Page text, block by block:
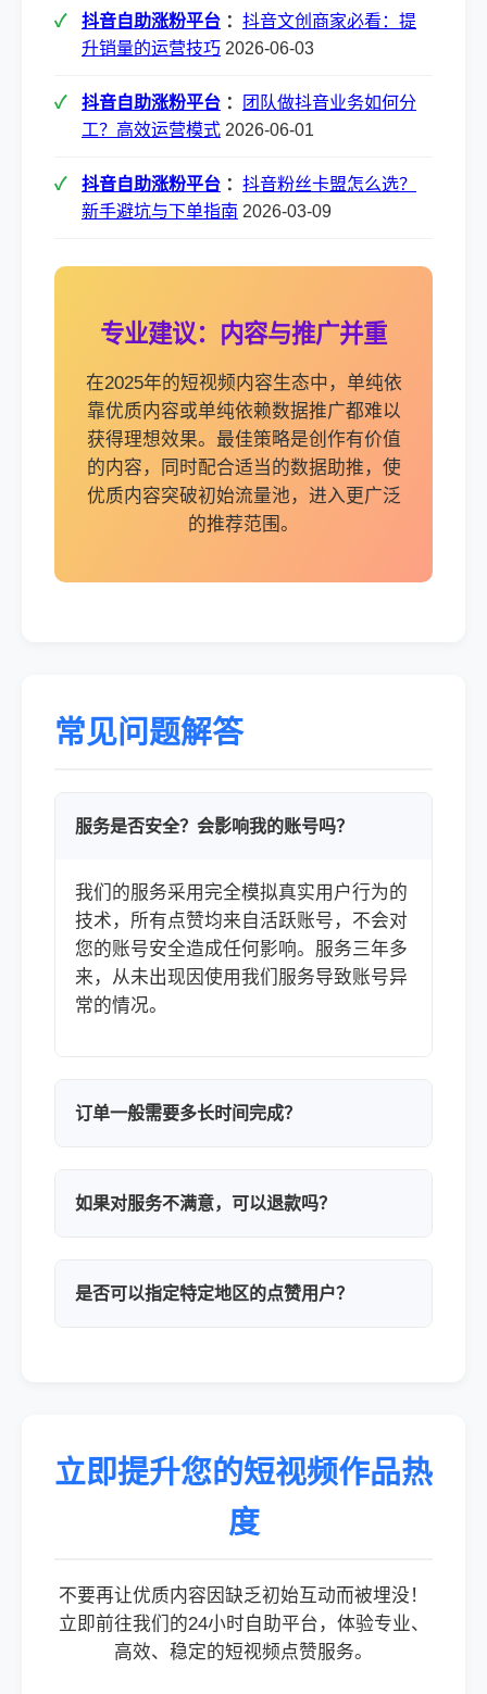
抖音自助涨粉平台 ： 抖音文创商家必看：提
升销量的运营技巧 2026-06-03
抖音自助涨粉平台 ：
团队做抖音业务如何分
工？高效运营模式 2026-06-01
抖音自助涨粉平台 ： 抖音粉丝卡盟怎么选？
新手避坑与下单指南 2026-03-09
专业建议：内容与推广并重
在2025年的短视频内容生态中，单纯依
靠优质内容或单纯依赖数据推广都难以
获得理想效果。最佳策略是创作有价值
的内容，同时配合适当的数据助推，使
优质内容突破初始流量池，进入更广泛
的推荐范围。
常见问题解答
服务是否安全？会影响我的账号吗？
我们的服务采用完全模拟真实用户行为的
技术，所有点赞均来自活跃账号，不会对
您的账号安全造成任何影响。服务三年多
来，从未出现因使用我们服务导致账号异
常的情况。
订单一般需要多长时间完成？
如果对服务不满意，可以退款吗？
是否可以指定特定地区的点赞用户？
立即提升您的短视频作品热
度
不要再让优质内容因缺乏初始互动而被埋没！
立即前往我们的24小时自助平台，体验专业、
高效、稳定的短视频点赞服务。